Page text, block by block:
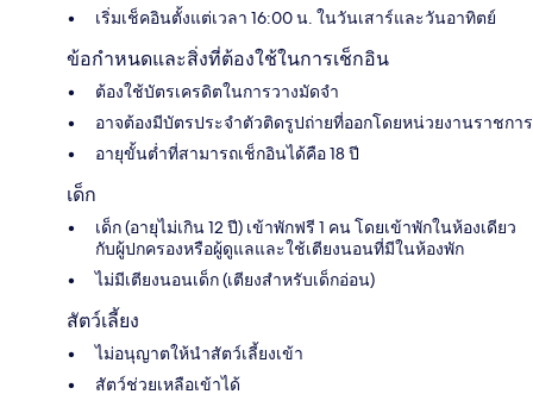
เริ่มเช็คอินตั้งแต่เวลา 16:00 น. ในวันเสาร์และวันอาทิตย์
ข้อกำหนดและสิ่งที่ต้องใช้ในการเช็กอิน
ต้องใช้บัตรเครดิตในการวางมัดจำ
อาจต้องมีบัตรประจำตัวติดรูปถ่ายที่ออกโดยหน่วยงานราชการ
อายุขั้นต่ำที่สามารถเช็กอินได้คือ 18 ปี
เด็ก
เด็ก (อายุไม่เกิน 12 ปี) เข้าพักฟรี 1 คน โดยเข้าพักในห้องเดียว
กับผู้ปกครองหรือผู้ดูแลและใช้เตียงนอนที่มีในห้องพัก
ไม่มีเตียงนอนเด็ก (เตียงสำหรับเด็กอ่อน)
สัตว์เลี้ยง
ไม่อนุญาตให้นำสัตว์เลี้ยงเข้า
สัตว์ช่วยเหลือเข้าได้